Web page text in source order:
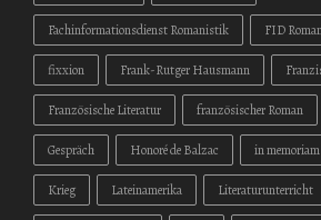
Fachinformationsdienst Romanistik FID
fixxion Frank-Rutger Hausmann
Französische Literatur französischer Roman
Gespräch Honoré de Balzac in memoriam
Krieg Lateinamerika Literaturunterricht